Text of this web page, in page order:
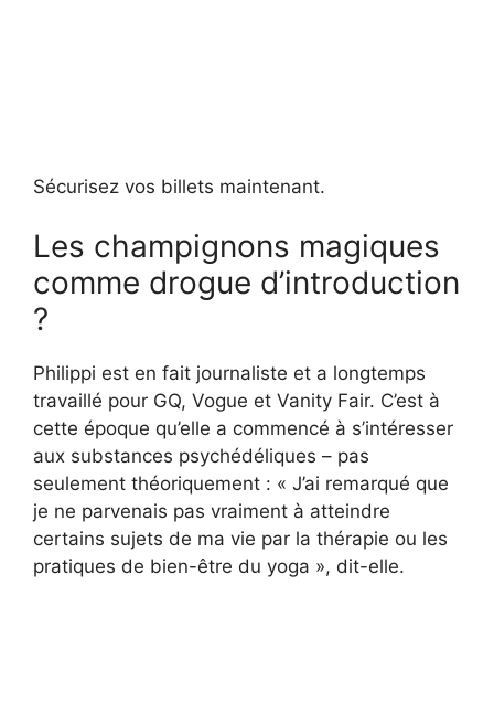
Sécurisez vos billets maintenant.
Les champignons magiques
comme drogue d’introduction
?
Philippi est en fait journaliste et a longtemps
travaillé pour GQ, Vogue et Vanity Fair. C’est à
cette époque qu’elle a commencé à s’intéresser
aux substances psychédéliques – pas
seulement théoriquement : « J’ai remarqué que
je ne parvenais pas vraiment à atteindre
certains sujets de ma vie par la thérapie ou les
pratiques de bien-être du yoga », dit-elle.